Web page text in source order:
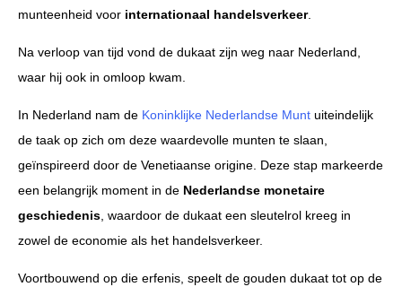
munteenheid voor internationaal handelsverkeer.
Na verloop van tijd vond de dukaat zijn weg naar Nederland,
waar hij ook in omloop kwam.
In Nederland nam de Koninklijke Nederlandse Munt uiteindelijk
de taak op zich om deze waardevolle munten te slaan,
geïnspireerd door de Venetiaanse origine. Deze stap markeerde
een belangrijk moment in de Nederlandse monetaire
geschiedenis, waardoor de dukaat een sleutelrol kreeg in
zowel de economie als het handelsverkeer.
Voortbouwend op die erfenis, speelt de gouden dukaat tot op de